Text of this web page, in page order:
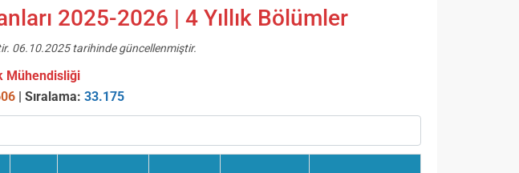
2025-2026 | 4 Yıllık Bölümler
06.10.2025 tarihinde güncellenmiştir.
Mühendisliği
| Sıralama: 33.175